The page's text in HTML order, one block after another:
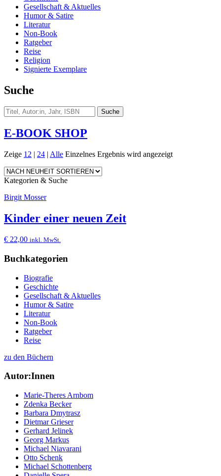
Gesellschaft & Aktuelles
Humor & Satire
Literatur
Non-Book
Ratgeber
Reise
Religion
Signierte Exemplare
Suche
E-BOOK SHOP
Zeige 12 | 24 | Alle Einzelnes Ergebnis wird angezeigt
Kategorien & Suche
Birgit Mosser
Kinder einer neuen Zeit
€ 22,00 inkl. MwSt.
Buchkategorien
Biografie
Geschichte
Gesellschaft & Aktuelles
Humor & Satire
Literatur
Non-Book
Ratgeber
Reise
zu den Büchern
Autor:Innen
Marie-Theres Arnbom
Zdenka Becker
Barbara Dmytrasz
Dietmar Grieser
Gerhard Jelinek
Georg Markus
Michael Niavarani
Otto Schenk
Michael Schottenberg